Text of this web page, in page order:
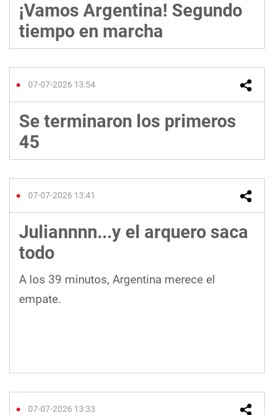
¡Vamos Argentina! Segundo
tiempo en marcha
07-07-2026 13:54
Se terminaron los primeros
45
07-07-2026 13:41
Juliannnn...y el arquero saca
todo
A los 39 minutos, Argentina merece el
empate.
07-07-2026 13:33